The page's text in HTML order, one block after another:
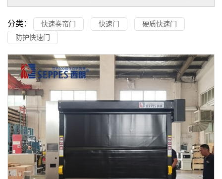
分类： 快速卷帘门 快速门
硬质快速门
防护快速门